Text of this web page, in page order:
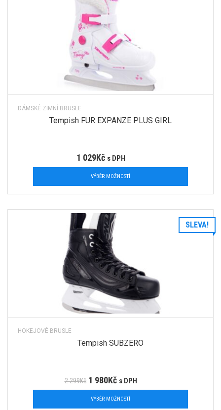
DÁMSKÉ ZIMNÍ BRUSLE
Tempish FUR EXPANZE PLUS GIRL
1 029Kč s DPH
VÝBĚR MOŽNOSTÍ
SLEVA!
HOKEJOVÉ BRUSLE
Tempish SUBZERO
2 299Kč 1 980Kč s DPH
VÝBĚR MOŽNOSTÍ